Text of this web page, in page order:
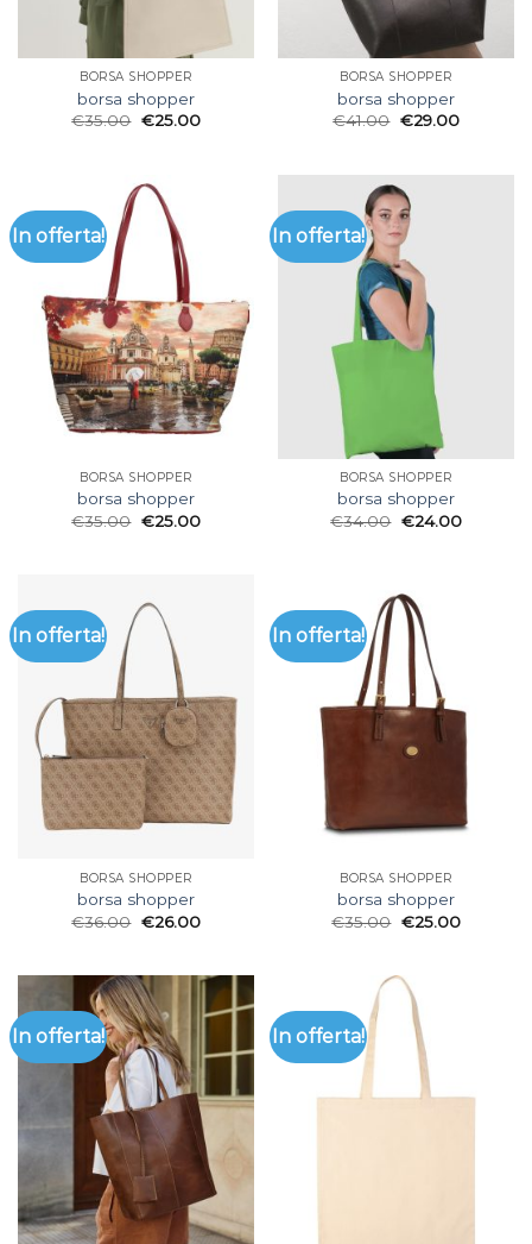
BORSA SHOPPER
borsa shopper
€35.00 €25.00
BORSA SHOPPER
borsa shopper
€41.00 €29.00
In offerta!
BORSA SHOPPER
borsa shopper
€35.00 €25.00
In offerta!
BORSA SHOPPER
borsa shopper
€34.00 €24.00
In offerta!
BORSA SHOPPER
borsa shopper
€36.00 €26.00
In offerta!
BORSA SHOPPER
borsa shopper
€35.00 €25.00
In offerta! In offerta!